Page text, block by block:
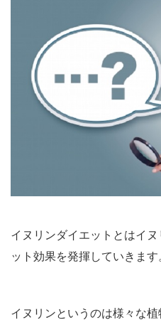
イヌリンダイエットとはイ
ット効果を発揮していきます
イヌリンというのは様々な